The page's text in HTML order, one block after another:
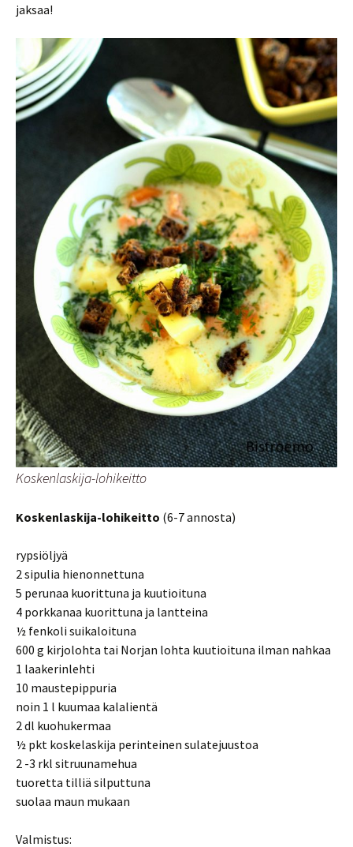
jaksaa!
Koskenlaskija-lohikeitto
Koskenlaskija-lohikeitto (6-7 annosta)
rypsiöljyä
2 sipulia hienonnettuna
5 perunaa kuorittuna ja kuutioituna
4 porkkanaa kuorittuna ja lantteina
½ fenkoli suikaloituna
600 g kirjolohta tai Norjan lohta kuutioituna ilman nahkaa
1 laakerinlehti
10 maustepippuria
noin 1 l kuumaa kalalientä
2 dl kuohukermaa
½ pkt koskelaskija perinteinen sulatejuustoa
2 -3 rkl sitruunamehua
tuoretta tilliä silputtuna
suolaa maun mukaan
Valmistus: